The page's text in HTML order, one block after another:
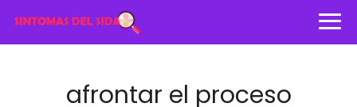
afrontar el proceso